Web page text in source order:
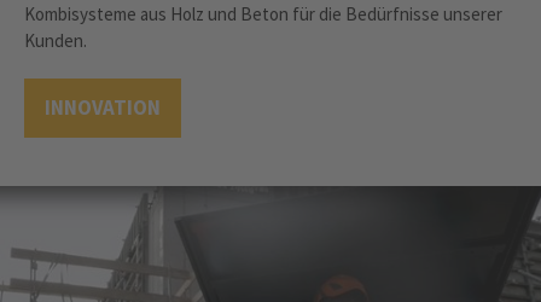
Kombisysteme aus Holz und Beton für die Bedürfnisse unserer
Kunden.
INNOVATION